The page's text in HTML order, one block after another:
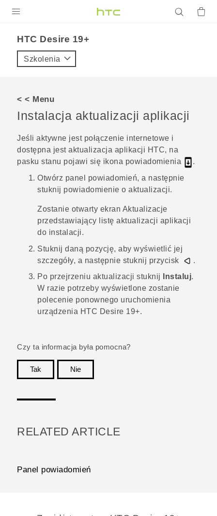
VIVE
POMOC TECHNICZNA
Urządzenia i akcesoria HTC
Zaloguj się
‎HTC Desire 19+‎‎
Szkolenia
< < Menu
Instalacja aktualizacji aplikacji
Jeśli aktywne jest połączenie internetowe i
dostępna jest aktualizacja aplikacji HTC, na
pasku stanu pojawi się ikona powiadomienia
.
Otwórz panel powiadomień, a następnie
stuknij powiadomienie o aktualizacji.
Zostanie otwarty ekran Aktualizacje
przedstawiający listę aktualizacji aplikacji
do instalacji.
Stuknij daną pozycję, aby wyświetlić jej
szczegóły, a następnie stuknij przycisk
.
Po przejrzeniu aktualizacji stuknij
Instaluj.
W razie potrzeby wyświetlone zostanie
polecenie ponownego uruchomienia
urządzenia HTC Desire 19+‍.
Czy ta informacja była pomocna?
Tak
Nie
RELATED ARTICLE
Panel powiadomień